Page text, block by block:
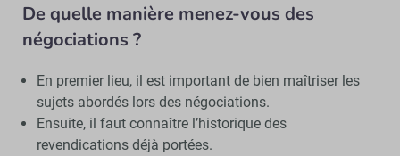
De quelle manière menez-vous des
négociations ?
En premier lieu, il est important de bien maîtriser les
sujets abordés lors des négociations.
Ensuite, il faut connaître l’historique des
revendications déjà portées.